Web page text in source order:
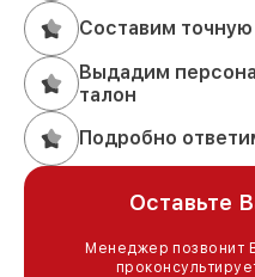
Составим
Выдадим
талон
Подробно
Оставьте
Менеджер позвонит